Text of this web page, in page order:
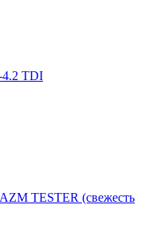
4.2 TDI
TESTER (свежесть